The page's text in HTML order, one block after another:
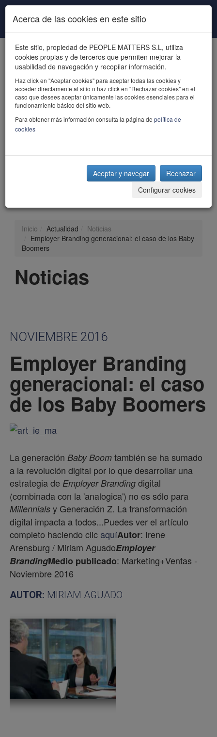
Pasar al contenido principal
powered by talent
Inicio Actualidad
Noticias
Employer Branding generacional: el caso de los Baby
Boomers
Noticias
NOVIEMBRE 2016
Employer Branding
generacional: el caso
de los Baby Boomers
La generación Baby Boom también se ha sumado
a la revolución digital por lo que desarrollar una
estrategia de Employer Branding digital
(combinada con la 'analogica') no es sólo para
Millennials y Generación Z. La transformación
digital impacta a todos...Puedes ver el artículo
completo haciendo clic aquíAutor: Irene
Arensburg / Miriam AguadoEmployer
BrandingMedio publicado: Marketing+Ventas -
Noviembre 2016
AUTOR: MIRIAM AGUADO
Acerca de las cookies en este sitio
Este sitio, propiedad de PEOPLE MATTERS S.L, utiliza
cookies propias y de terceros que permiten mejorar la
usabilidad de navegación y recopilar información.
Haz click en "Aceptar cookies" para aceptar todas las cookies y
acceder directamente al sitio o haz click en "Rechazar cookies" en el
caso que desees aceptar únicamente las cookies esenciales para el
funcionamiento básico del sitio web.
Para obtener más información consulta la página de política de
cookies
Aceptar y navegar
Rechazar
Configurar cookies